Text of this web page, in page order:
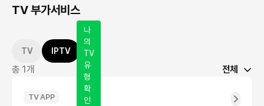
TV 부가서비스
TV IPTV
나
의
TV
유
형
확
인
총 1개 전체
TV APP